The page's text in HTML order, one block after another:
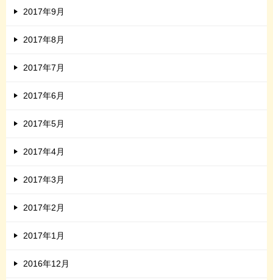
2017年9月
2017年8月
2017年7月
2017年6月
2017年5月
2017年4月
2017年3月
2017年2月
2017年1月
2016年12月